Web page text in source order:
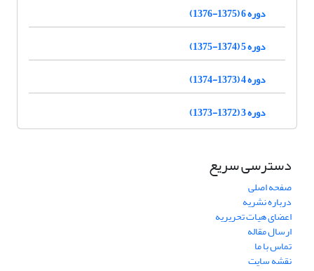
دوره 6 (1375-1376)
دوره 5 (1374-1375)
دوره 4 (1373-1374)
دوره 3 (1372-1373)
دسترسی سریع
صفحه اصلی
درباره نشریه
اعضای هیات تحریریه
ارسال مقاله
تماس با ما
نقشه سایت